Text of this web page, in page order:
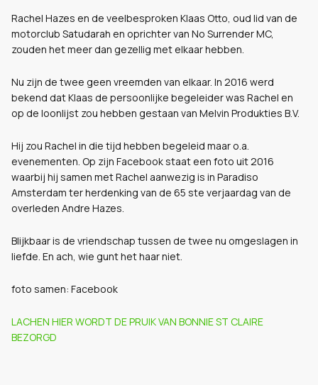
Rachel Hazes en de veelbesproken Klaas Otto, oud lid van de
motorclub Satudarah en oprichter van No Surrender MC,
zouden het meer dan gezellig met elkaar hebben.
Nu zijn de twee geen vreemden van elkaar. In 2016 werd
bekend dat Klaas de persoonlijke begeleider was Rachel en
op de loonlijst zou hebben gestaan van Melvin Produkties B.V.
Hij zou Rachel in die tijd hebben begeleid maar o.a.
evenementen. Op zijn Facebook staat een foto uit 2016
waarbij hij samen met Rachel aanwezig is in Paradiso
Amsterdam ter herdenking van de 65 ste verjaardag van de
overleden Andre Hazes.
Blijkbaar is de vriendschap tussen de twee nu omgeslagen in
liefde. En ach, wie gunt het haar niet.
foto samen: Facebook
LACHEN HIER WORDT DE PRUIK VAN BONNIE ST CLAIRE
BEZORGD